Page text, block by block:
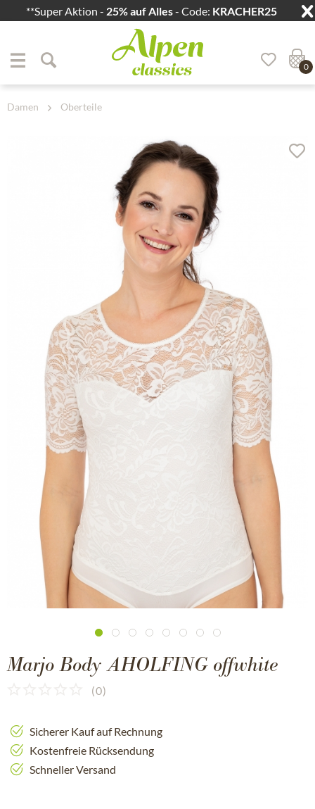
**Super Aktion - 25% auf Alles- Code: KRACHER25
Zum Hauptbereich springen
0
Damen Oberteile
Marjo Body AHOLFING offwhite
(0)
Sicherer Kauf auf Rechnung
Kostenfreie Rücksendung
Schneller Versand